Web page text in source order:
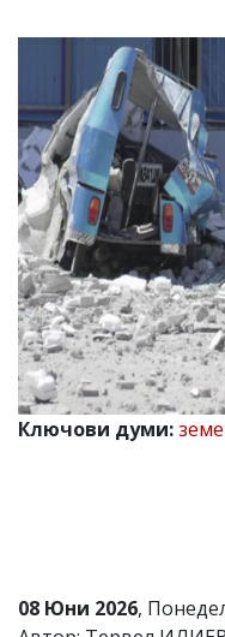
БИЗНЕС
Управители:
Веселин
Василев,
email:
v.vasilev@flagman.bg
Катя
Касабова,
еmail:
Главен
редактор:
Иван
Колев,
email:
office@flagman.bg
читателите
Ключови думи:
08 Юни 2026,